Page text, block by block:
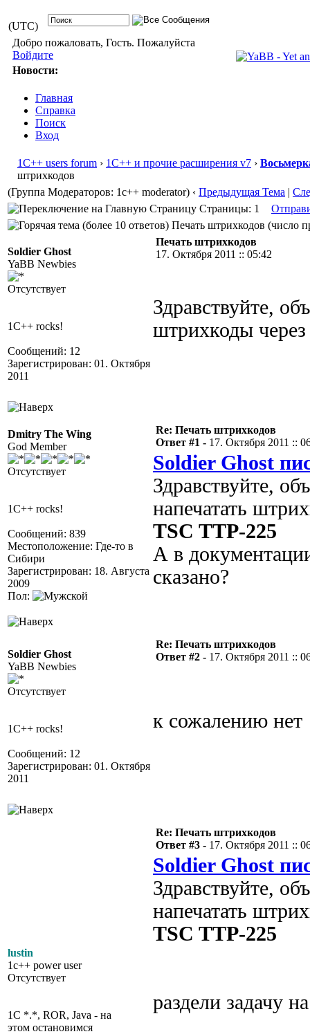
(UTC)
Добро пожаловать, Гость. Пожалуйста
Войдите
Новости:
Главная
Справка
Поиск
Вход
1С++ users forum › 1С++ и прочие расширения v7 ›
штрихкодов
(Группа Модераторов: 1c++ moderator) ‹ Предыдущая Тема |
Страницы: 1
Печать штрихкодов (число
Soldier Ghost
YaBB Newbies
Отсутствует
1C++ rocks!
Сообщений: 12
Зарегистрирован: 01. Октября
2011
Печать штрихкодов
17. Октября 2011 :: 05:42
Здравствуйте,
штрихкоды
Dmitry The Wing
God Member
Отсутствует
1C++ rocks!
Сообщений: 839
Местоположение: Где-то в
Сибири
Зарегистрирован: 18. Августа
2009
Пол:
Re: Печать штрихкодов
Ответ #1 - 17. Октября 2011 ::
Soldier Ghost
Здравствуйте,
напечатать
TSC TTP-225
А в
сказано?
Soldier Ghost
YaBB Newbies
Отсутствует
1C++ rocks!
Сообщений: 12
Зарегистрирован: 01. Октября
2011
Re: Печать штрихкодов
Ответ #2 - 17. Октября 2011 ::
к сожалению нет
lustin
1c++ power user
Отсутствует
1C *.*, ROR, Java - на
этом остановимся
Re: Печать штрихкодов
Ответ #3 - 17. Октября 2011 ::
Soldier Ghost
Здравствуйте,
напечатать
TSC TTP-225
раздели задачу